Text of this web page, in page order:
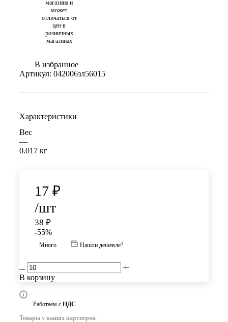
магазина и
может
отличаться от
цен в
розничных
магазинах
В избранное
Артикул: 042006зл56015
Характеристики
Вес
—
0.017 кг
17 ₽
/шт
38 ₽
-55%
Много Нашли дешевле?
В корзину
Работаем с НДС
Товары у наших партнеров.